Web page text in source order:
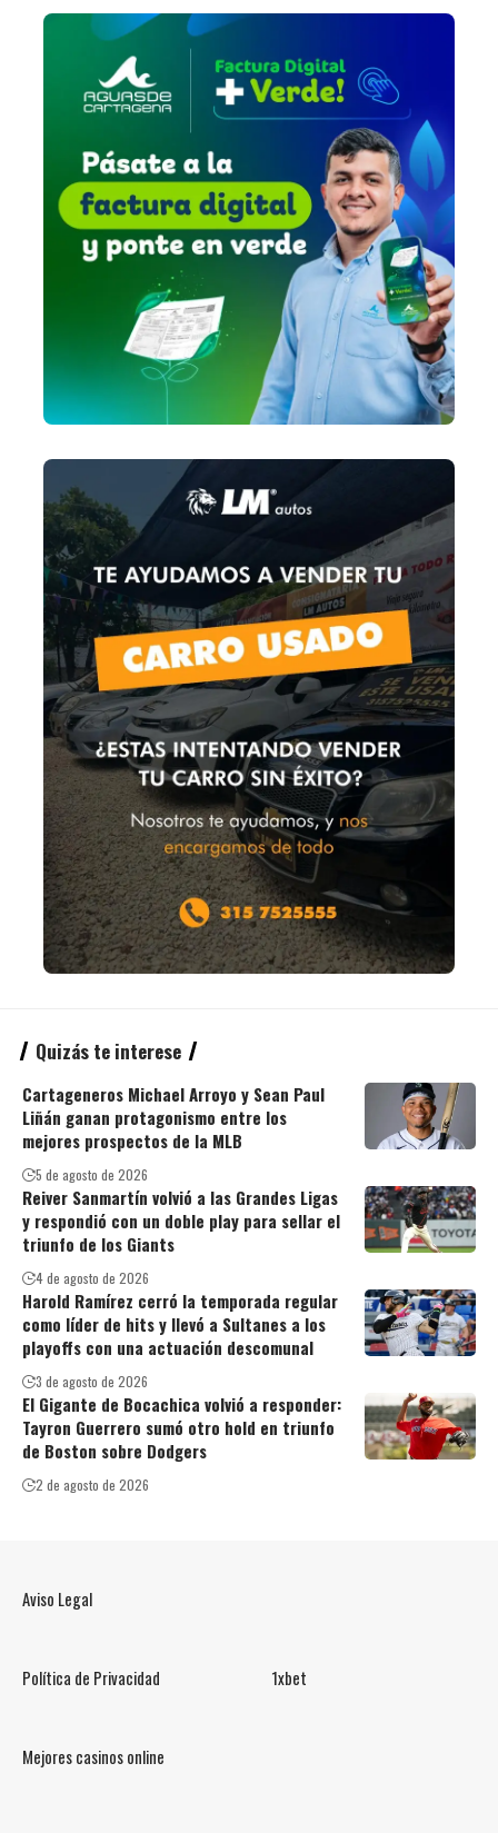
Quizás te interese
Cartageneros Michael Arroyo y Sean Paul
Liñán ganan protagonismo entre los
mejores prospectos de la MLB
5 de agosto de 2026
Reiver Sanmartín volvió a las Grandes Ligas
y respondió con un doble play para sellar el
triunfo de los Giants
4 de agosto de 2026
Harold Ramírez cerró la temporada regular
como líder de hits y llevó a Sultanes a los
playoffs con una actuación descomunal
3 de agosto de 2026
El Gigante de Bocachica volvió a responder:
Tayron Guerrero sumó otro hold en triunfo
de Boston sobre Dodgers
2 de agosto de 2026
Aviso Legal
Política de Privacidad 1xbet
Mejores casinos online